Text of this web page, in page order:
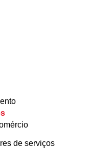
de serviços